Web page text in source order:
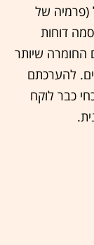
ל-221 שקל (פרמיה של
דוחות
החומרה שיותר
להערכתם
כבר לוקח